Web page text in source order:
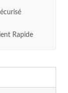
Rapide